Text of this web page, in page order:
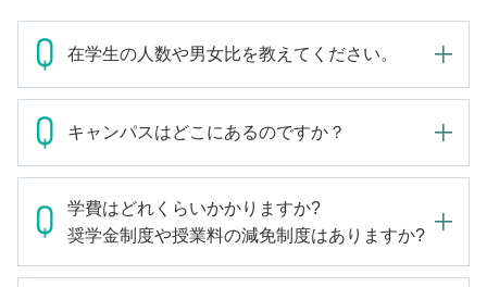
在学生の人数や男女比を教えてください。
キャンパスはどこにあるのですか？
学費はどれくらいかかりますか?
奨学金制度や授業料の減免制度はありますか?